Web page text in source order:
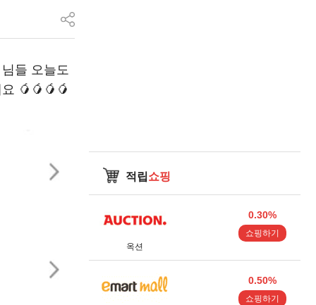
들 오늘도
🥭🥭🥭🥭
적립쇼핑
옥션
0.30%
쇼핑하기
0.50%
쇼핑하기